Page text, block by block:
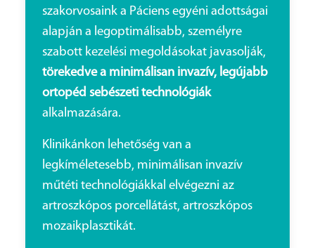
szakorvosaink a Páciens egyéni adottságai
alapján a legoptimálisabb, személyre
szabott kezelési megoldásokat javasolják,
törekedve a minimálisan invazív, legújabb
ortopéd sebészeti technológiák
alkalmazására.
Klinikánkon lehetőség van a
legkíméletesebb, minimálisan invazív
műtéti technológiákkal elvégezni az
artroszkópos porcellátást, artroszkópos
mozaikplasztikát.